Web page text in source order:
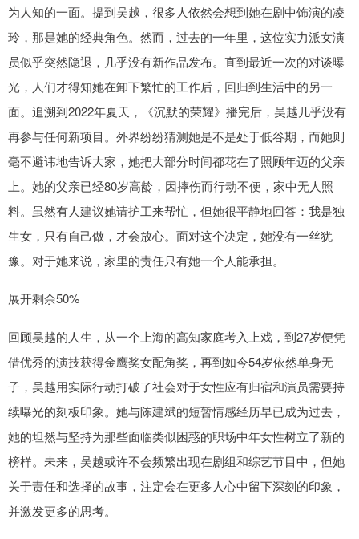
为人知的一面。提到吴越，很多人依然会想到她在剧中饰演的凌
玲，那是她的经典角色。然而，过去的一年里，这位实力派女演
员似乎突然隐退，几乎没有新作品发布。直到最近一次的对谈曝
光，人们才得知她在卸下繁忙的工作后，回归到生活中的另一
面。追溯到2022年夏天，《沉默的荣耀》播完后，吴越几乎没有
再参与任何新项目。外界纷纷猜测她是不是处于低谷期，而她则
毫不避讳地告诉大家，她把大部分时间都花在了照顾年迈的父亲
上。她的父亲已经80岁高龄，因摔伤而行动不便，家中无人照
料。虽然有人建议她请护工来帮忙，但她很平静地回答：我是独
生女，只有自己做，才会放心。面对这个决定，她没有一丝犹
豫。对于她来说，家里的责任只有她一个人能承担。
展开剩余50%
回顾吴越的人生，从一个上海的高知家庭考入上戏，到27岁便凭
借优秀的演技获得金鹰奖女配角奖，再到如今54岁依然单身无
子，吴越用实际行动打破了社会对于女性应有归宿和演员需要持
续曝光的刻板印象。她与陈建斌的短暂情感经历早已成为过去，
她的坦然与坚持为那些面临类似困惑的职场中年女性树立了新的
榜样。未来，吴越或许不会频繁出现在剧组和综艺节目中，但她
关于责任和选择的故事，注定会在更多人心中留下深刻的印象，
并激发更多的思考。